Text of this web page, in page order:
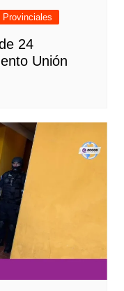
Provinciales
24
Unión